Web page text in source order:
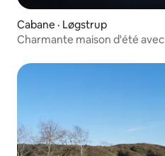
Cabane · Løgstrup
Charmante maison d'été